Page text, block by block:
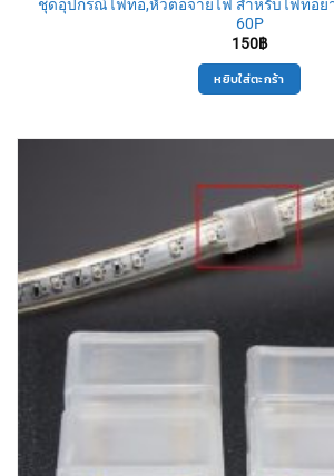
ชุดอุปกรณ์ไฟท่อ,หัวต่อจ่ายไฟ สำหรับไฟท่อยา
60P
150฿
หยิบใส่ตะกร้า